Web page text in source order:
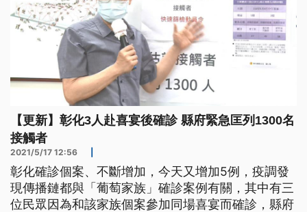
【更新】彰化3人赴喜宴後確診 縣府緊急匡列1300名
接觸者
2021/5/17 12:56
彰化確診個案、不斷增加，今天又增加5例，疫調發
現傳播鏈都與「葡萄家族」確診案例有關，其中有三
位民眾因為和該家族個案參加同場喜宴而確診，縣府